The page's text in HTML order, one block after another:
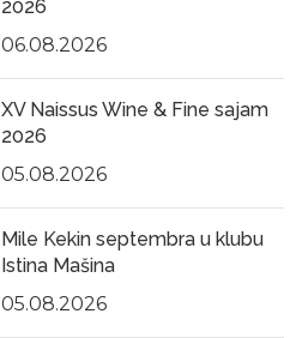
2026
06.08.2026
XV Naissus Wine & Fine sajam
2026
05.08.2026
Mile Kekin septembra u klubu
Istina Mašina
05.08.2026